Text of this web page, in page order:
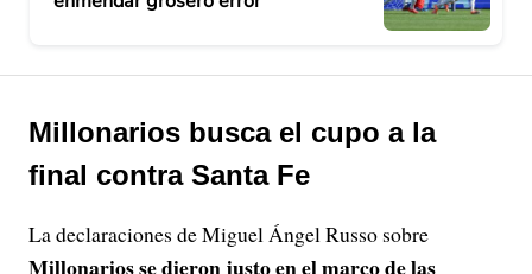
Millonarios busca el cupo a la
final contra Santa Fe
La declaraciones de Miguel Ángel Russo sobre
Millonarios se dieron justo en el marco de las